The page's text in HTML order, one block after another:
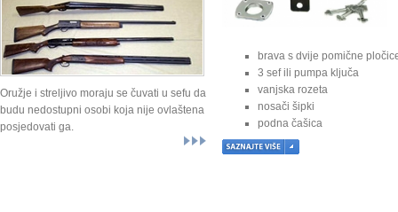
Oružje i streljivo moraju se čuvati u sefu da
budu nedostupni osobi koja nije ovlaštena
posjedovati ga.
brava s dvije pomične
3 sef ili pumpa ključa
vanjska rozeta
nosači šipki
podna čašica
prstenovi
2 okomite šipke